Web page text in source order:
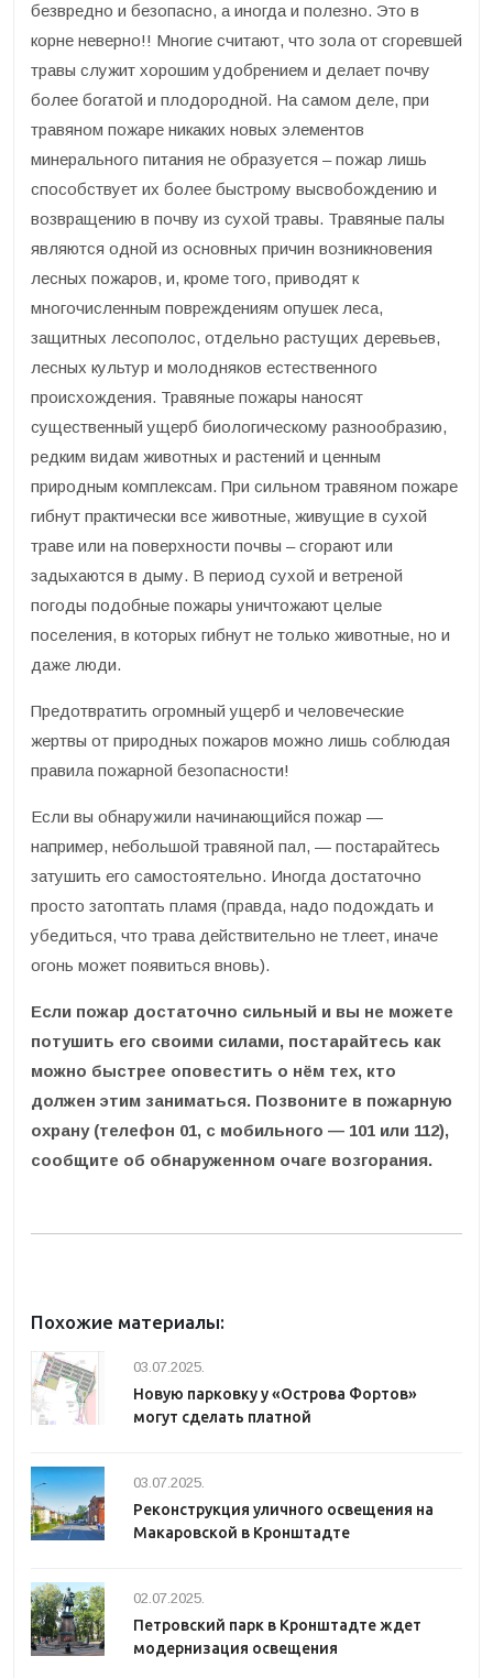
безвредно и безопасно, а иногда и полезно. Это в
корне неверно!! Многие считают, что зола от сгоревшей
травы служит хорошим удобрением и делает почву
более богатой и плодородной. На самом деле, при
травяном пожаре никаких новых элементов
минерального питания не образуется – пожар лишь
способствует их более быстрому высвобождению и
возвращению в почву из сухой травы. Травяные палы
являются одной из основных причин возникновения
лесных пожаров, и, кроме того, приводят к
многочисленным повреждениям опушек леса,
защитных лесополос, отдельно растущих деревьев,
лесных культур и молодняков естественного
происхождения. Травяные пожары наносят
существенный ущерб биологическому разнообразию,
редким видам животных и растений и ценным
природным комплексам. При сильном травяном пожаре
гибнут практически все животные, живущие в сухой
траве или на поверхности почвы – сгорают или
задыхаются в дыму. В период сухой и ветреной
погоды подобные пожары уничтожают целые
поселения, в которых гибнут не только животные, но и
даже люди.
Предотвратить огромный ущерб и человеческие
жертвы от природных пожаров можно лишь соблюдая
правила пожарной безопасности!
Если вы обнаружили начинающийся пожар —
например, небольшой травяной пал, — постарайтесь
затушить его самостоятельно. Иногда достаточно
просто затоптать пламя (правда, надо подождать и
убедиться, что трава действительно не тлеет, иначе
огонь может появиться вновь).
Если пожар достаточно сильный и вы не можете
потушить его своими силами, постарайтесь как
можно быстрее оповестить о нём тех, кто
должен этим заниматься. Позвоните в пожарную
охрану (телефон 01, с мобильного — 101 или 112),
сообщите об обнаруженном очаге возгорания.
Похожие материалы:
03.07.2025.
Новую парковку у «Острова Фортов»
могут сделать платной
03.07.2025.
Реконструкция уличного освещения на
Макаровской в Кронштадте
02.07.2025.
Петровский парк в Кронштадте ждет
модернизация освещения